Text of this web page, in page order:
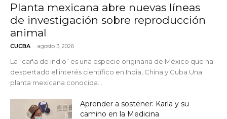
Planta mexicana abre nuevas líneas
de investigación sobre reproducción
animal
CUCBA - agosto 3, 2026
La “caña de indio” es una especie originaria de México que ha
despertado el interés científico en India, China y Cuba Una
planta mexicana conocida...
Aprender a sostener: Karla y su
camino en la Medicina